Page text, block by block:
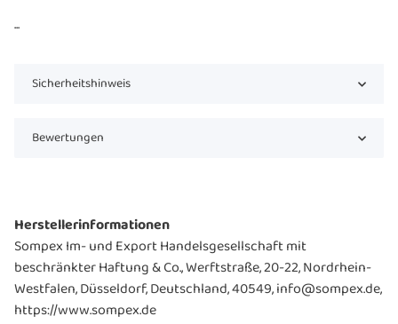
...
Sicherheitshinweis
Bewertungen
Herstellerinformationen
Sompex Im- und Export Handelsgesellschaft mit
beschränkter Haftung & Co., Werftstraße, 20-22, Nordrhein-
Westfalen, Düsseldorf, Deutschland, 40549, info@sompex.de,
https://www.sompex.de